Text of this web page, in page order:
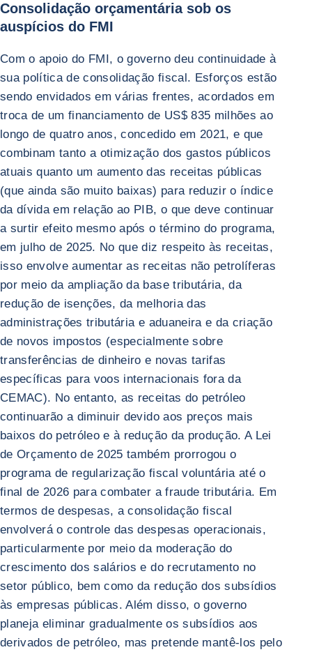
Consolidação orçamentária sob os
auspícios do FMI
Com o apoio do FMI, o governo deu continuidade à
sua política de consolidação fiscal. Esforços estão
sendo envidados em várias frentes, acordados em
troca de um financiamento de US$ 835 milhões ao
longo de quatro anos, concedido em 2021, e que
combinam tanto a otimização dos gastos públicos
atuais quanto um aumento das receitas públicas
(que ainda são muito baixas) para reduzir o índice
da dívida em relação ao PIB, o que deve continuar
a surtir efeito mesmo após o término do programa,
em julho de 2025. No que diz respeito às receitas,
isso envolve aumentar as receitas não petrolíferas
por meio da ampliação da base tributária, da
redução de isenções, da melhoria das
administrações tributária e aduaneira e da criação
de novos impostos (especialmente sobre
transferências de dinheiro e novas tarifas
específicas para voos internacionais fora da
CEMAC). No entanto, as receitas do petróleo
continuarão a diminuir devido aos preços mais
baixos do petróleo e à redução da produção. A Lei
de Orçamento de 2025 também prorrogou o
programa de regularização fiscal voluntária até o
final de 2026 para combater a fraude tributária. Em
termos de despesas, a consolidação fiscal
envolverá o controle das despesas operacionais,
particularmente por meio da moderação do
crescimento dos salários e do recrutamento no
setor público, bem como da redução dos subsídios
às empresas públicas. Além disso, o governo
planeja eliminar gradualmente os subsídios aos
derivados de petróleo, mas pretende mantê-los pelo